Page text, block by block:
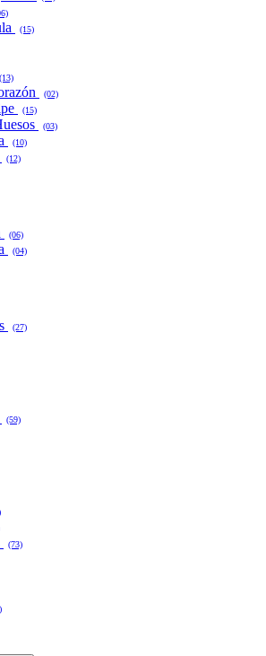
(15)
(13)
(02)
(15)
(03)
(10)
(12)
(06)
(04)
(27)
(59)
(73)